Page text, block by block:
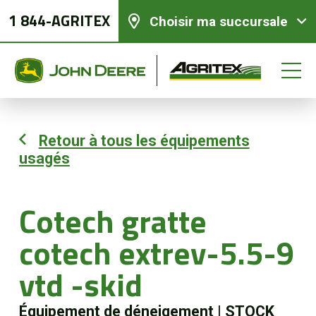
1 844-AGRITEX Choisir ma succursale
Retour à tous les équipements
usagés
Cotech gratte
cotech extrev-5.5-9
vtd -skid
Équipement de déneigement
STOCK
Équipements neufs
Équipements usagés
Pièces et services
Agriculture de précision